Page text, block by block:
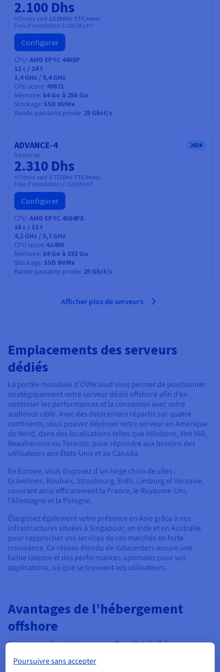
2.100 Dhs
HT/mois soit 2.520 Dhs TTC/mois
Frais d'installation:2.100 DhsHT
Configurer
CPU AMD EPYC 4465P
12 c / 24t
3,4 GHz / 5,4 GHz
CPU score 49871
Mémoire 64 Go à 256 Go
Stockage SSD NVMe
Bande passante privée 25 Gbit/s
ADVANCE-4 2024
À partir de
2.310 Dhs
HT/mois soit 2.772 Dhs TTC/mois
Frais d'installation:2.310 DhsHT
Configurer
CPU AMD EPYC 4584PX
16 c / 32 t
4,2 GHz / 5,7 GHz
CPU score 61400
Mémoire 64 Go à 192 Go
Stockage SSD NVMe
Bande passante privée 25 Gbit/s
Afficher plus de serveurs
Emplacements des serveurs
dédiés
La portée mondiale d’OVHcloud vous permet de positionner
stratégiquement votre serveur dédié offshore afin d’en
optimiser les performances et la connexion avec votre
audience cible. Avec des datacenters répartis sur quatre
continents, vous pouvez déployer votre serveur en Amérique
du Nord, dans des localisations telles que Hillsboro, Vint Hill,
Beauharnois ou Toronto, pour répondre aux besoins des
utilisateurs aux États-Unis et au Canada.
En Europe, vous disposez d’un large choix de sites :
Gravelines, Roubaix, Strasbourg, Erith, Limburg et Varsovie,
couvrant ainsi efficacement la France, le Royaume-Uni,
l’Allemagne et la Pologne.
Élargissez également votre présence en Asie grâce à nos
infrastructures situées à Singapour, en Inde et en Australie,
pour rapprocher vos services de ces marchés en forte
croissance. Ce réseau étendu de datacenters assure une
faible latence et des performances optimales pour vos
applications, où que se trouvent vos utilisateurs.
Avantages de l’hébergement
offshore
En personnalisant votreserveur Bare Metaloffshore avec
pour optimiser les performances, la connectivité et le
Poursuivre sans accepter